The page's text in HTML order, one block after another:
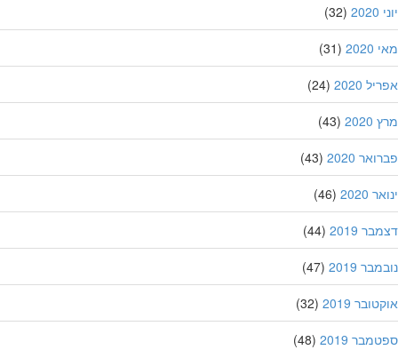
(32)
(31)
2020
(24)
(43)
2020
(43)
2020
(46)
2019
(44)
2019
(47)
2019
(32)
2019
(48)